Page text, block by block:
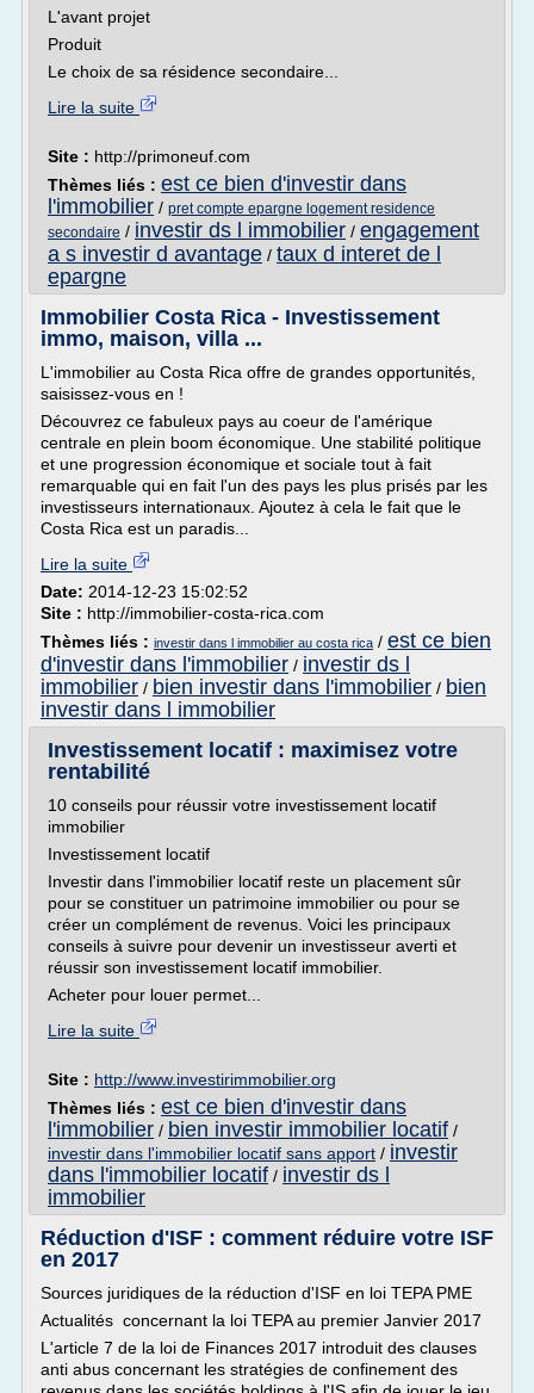
L'avant projet
Produit
Le choix de sa résidence secondaire...
Lire la suite
Site : http://primoneuf.com
Thèmes liés : est ce bien d'investir dans
l'immobilier / pret compte epargne logement residence
secondaire / investir ds l immobilier / engagement
a s investir d avantage / taux d interet de l
epargne
Immobilier Costa Rica - Investissement
immo, maison, villa ...
L'immobilier au Costa Rica offre de grandes opportunités,
saisissez-vous en !
Découvrez ce fabuleux pays au coeur de l'amérique
centrale en plein boom économique. Une stabilité politique
et une progression économique et sociale tout à fait
remarquable qui en fait l'un des pays les plus prisés par les
investisseurs internationaux. Ajoutez à cela le fait que le
Costa Rica est un paradis...
Lire la suite
Date: 2014-12-23 15:02:52
Site : http://immobilier-costa-rica.com
Thèmes liés : investir dans l immobilier au costa rica / est ce bien
d'investir dans l'immobilier / investir ds l
immobilier / bien investir dans l'immobilier / bien
investir dans l immobilier
Investissement locatif : maximisez votre
rentabilité
10 conseils pour réussir votre investissement locatif
immobilier
Investissement locatif
Investir dans l'immobilier locatif reste un placement sûr
pour se constituer un patrimoine immobilier ou pour se
créer un complément de revenus. Voici les principaux
conseils à suivre pour devenir un investisseur averti et
réussir son investissement locatif immobilier.
Acheter pour louer permet...
Lire la suite
Site : http://www.investirimmobilier.org
Thèmes liés : est ce bien d'investir dans
l'immobilier / bien investir immobilier locatif /
investir dans l'immobilier locatif sans apport / investir
dans l'immobilier locatif / investir ds l
immobilier
Réduction d'ISF : comment réduire votre ISF
en 2017
Sources juridiques de la réduction d'ISF en loi TEPA PME
Actualités concernant la loi TEPA au premier Janvier 2017
L'article 7 de la loi de Finances 2017 introduit des clauses
anti abus concernant les stratégies de confinement des